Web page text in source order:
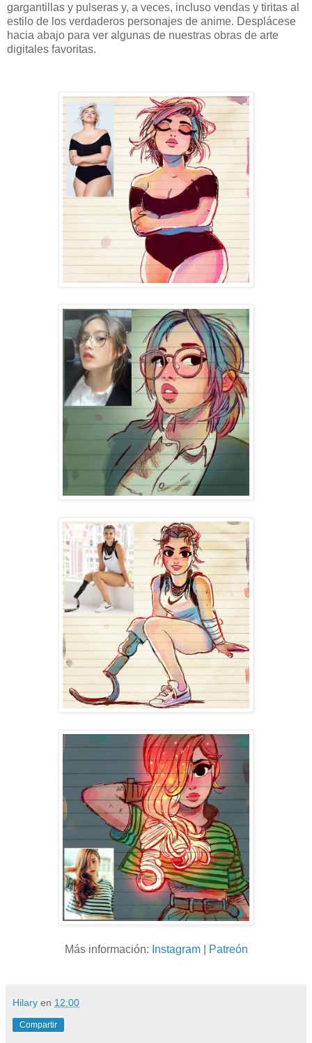
gargantillas y pulseras y, a veces, incluso vendas y tiritas al
estilo de los verdaderos personajes de anime. Desplácese
hacia abajo para ver algunas de nuestras obras de arte
digitales favoritas.
Más información: Instagram| Patreón
Hilary en 12:00
Compartir